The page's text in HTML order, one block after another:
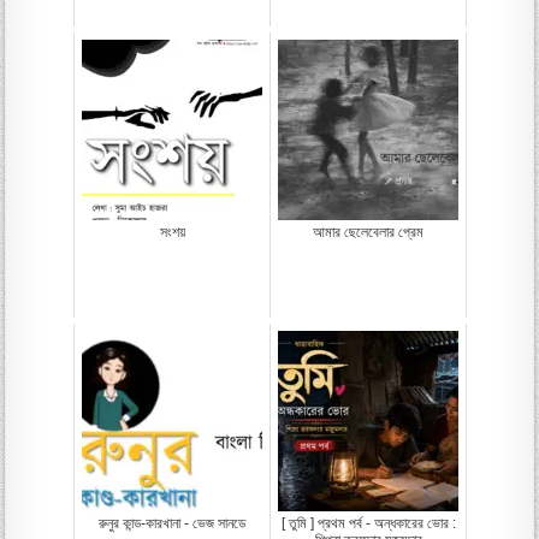
সংশয় আমার ছেলেবেলার প্রেম
রুনুর কান্ড-কারখানা - ভেজ সানডে
[ তুমি ] প্রথম পর্ব - অন্ধকারের ভোর :